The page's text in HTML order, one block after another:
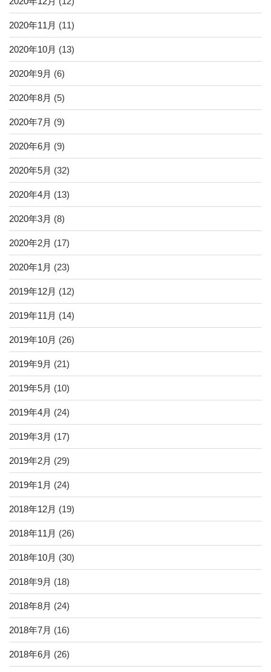
2020年11月 (11)
2020年10月 (13)
2020年9月 (6)
2020年8月 (5)
2020年7月 (9)
2020年6月 (9)
2020年5月 (32)
2020年4月 (13)
2020年3月 (8)
2020年2月 (17)
2020年1月 (23)
2019年12月 (12)
2019年11月 (14)
2019年10月 (26)
2019年9月 (21)
2019年5月 (10)
2019年4月 (24)
2019年3月 (17)
2019年2月 (29)
2019年1月 (24)
2018年12月 (19)
2018年11月 (26)
2018年10月 (30)
2018年9月 (18)
2018年8月 (24)
2018年7月 (16)
2018年6月 (26)